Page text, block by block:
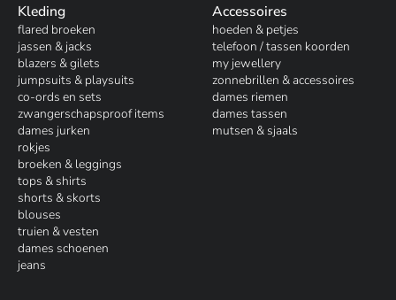
Kleding
flared broeken
jassen & jacks
blazers & gilets
jumpsuits & playsuits
co-ords en sets
zwangerschapsproof items
dames jurken
rokjes
broeken & leggings
tops & shirts
shorts & skorts
blouses
truien & vesten
dames schoenen
jeans
Accessoires
hoeden & petjes
telefoon / tassen koorden
my jewellery
zonnebrillen & accessoires
dames riemen
dames tassen
mutsen & sjaals